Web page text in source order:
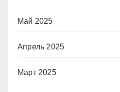
Май 2025
Апрель 2025
Март 2025